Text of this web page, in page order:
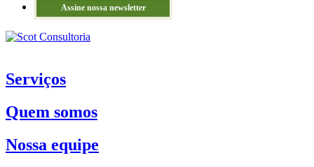
Assine nossa newsletter
Serviços
Quem somos
Nossa equipe